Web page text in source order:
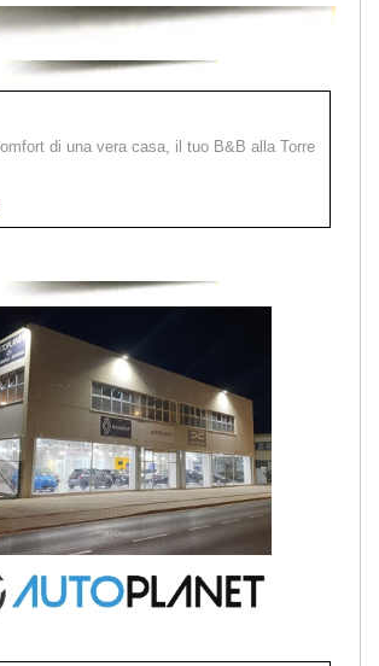
di una vera casa, il tuo B&B alla Torre